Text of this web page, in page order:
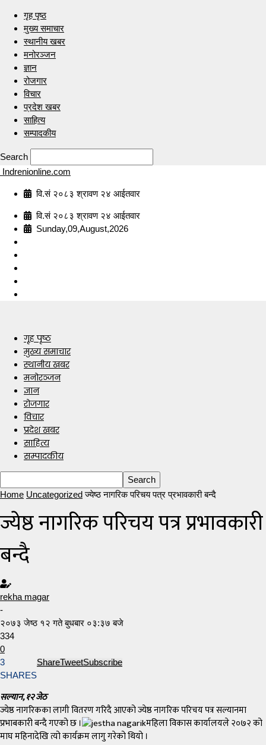
गृह पृष्ठ
मुख्य समाचार
स्थानीय खबर
मनोरञ्जन
ज्ञान
रोजगार
विचार
प्रदेश खबर
साहित्य
सम्पादकीय
Search
Indrenionline.com
वि.सं २०८३ श्रावण २४ आईतवार
वि.सं २०८३ श्रावण २४ आईतवार
Sunday,09,August,2026
गृह पृष्ठ
मुख्य समाचार
स्थानीय खबर
मनोरञ्जन
ज्ञान
रोजगार
विचार
प्रदेश खबर
साहित्य
सम्पादकीय
Home Uncategorized ज्येष्ठ नागरिक परिचय पत्र प्रभावकारी बन्दै
ज्येष्ठ नागरिक परिचय पत्र प्रभावकारी
बन्दै
rekha magar
-
२०७३ जेष्ठ १२ गते बुधबार ०३:३७ बजे
334
0
3
SHARES
ShareTweetSubscribe
सल्यान, १२ जेठ
ज्येष्ठ नागरिकका लागी वितरण गरिदै आएको ज्येष्ठ नागरिक परिचय पत्र सल्यानमा
प्रभाबकारी बन्दै गएको छ ।
महिला विकास कार्यालयले २०७२ को
माघ महिनादेखि त्यो कार्यक्रम लागु गरेको थियो ।